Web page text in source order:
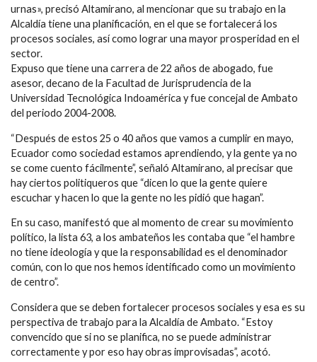
urnas», precisó Altamirano, al mencionar que su trabajo en la
Alcaldía tiene una planificación, en el que se fortalecerá los
procesos sociales, así como lograr una mayor prosperidad en el
sector.
Expuso que tiene una carrera de 22 años de abogado, fue
asesor, decano de la Facultad de Jurisprudencia de la
Universidad Tecnológica Indoamérica y fue concejal de Ambato
del periodo 2004-2008.
“Después de estos 25 o 40 años que vamos a cumplir en mayo,
Ecuador como sociedad estamos aprendiendo, y la gente ya no
se come cuento fácilmente”, señaló Altamirano, al precisar que
hay ciertos politiqueros que “dicen lo que la gente quiere
escuchar y hacen lo que la gente no les pidió que hagan”.
En su caso, manifestó que al momento de crear su movimiento
político, la lista 63, a los ambateños les contaba que “el hambre
no tiene ideología y que la responsabilidad es el denominador
común, con lo que nos hemos identificado como un movimiento
de centro”.
Considera que se deben fortalecer procesos sociales y esa es su
perspectiva de trabajo para la Alcaldía de Ambato. “Estoy
convencido que si no se planifica, no se puede administrar
correctamente y por eso hay obras improvisadas”, acotó.